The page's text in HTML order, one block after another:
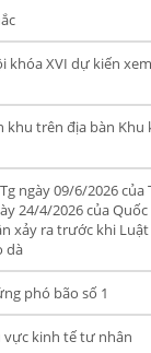
khóa XVI dự kiến
trên địa bàn
ngày 09/6/2026
24/4/2026 của
xảy ra trước khi
dà
phó bão số 1
vực kinh tế tư nhân